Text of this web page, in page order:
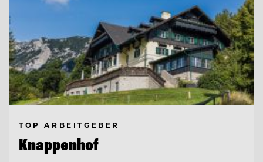
TOP ARBEITGEBER
Knappenhof